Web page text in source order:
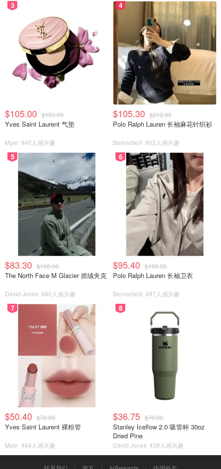
3
$105.00 $150.00
Yves Saint Laurent 气垫
Myer 940人感兴趣
4
$105.30 $212.00
Polo Ralph Lauren 长袖麻花针织衫
Bernardelli 802人感兴趣
5
$83.30 $160.00
The North Face M Glacier 抓绒夹克
David Jones 680人感兴趣
6
$95.40 $193.00
Polo Ralph Lauren 长袖卫衣
Bernardelli 497人感兴趣
7
$50.40 $72.00
Yves Saint Laurent 裸粉管
Myer 484人感兴趣
8
$36.75 $70.00
Stanley Iceflow 2.0 吸管杯 30oz
Dried Pine
David Jones 439人感兴趣